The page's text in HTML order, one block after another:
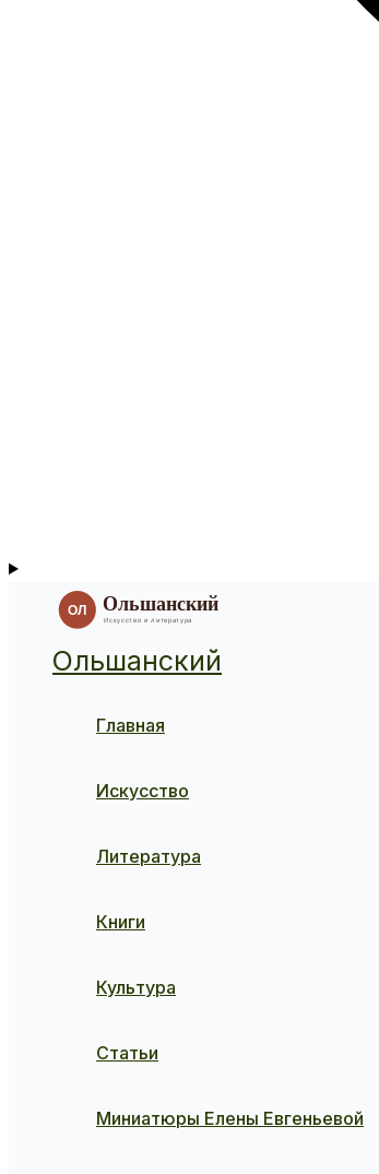
Ольшанский
Главная
Искусство
Литература
Книги
Культура
Статьи
Миниатюры Елены Евгеньевой